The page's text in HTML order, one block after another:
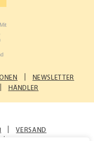
NEWSLETTER
HÄNDLER
VERSAND